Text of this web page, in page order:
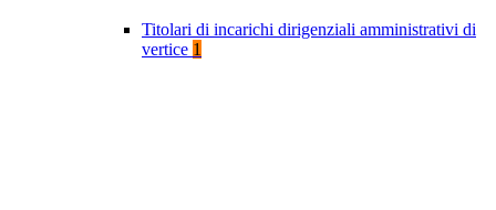
Titolari di incarichi dirigenziali amministrativi di
vertice 1